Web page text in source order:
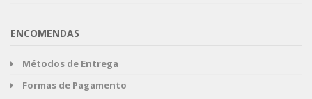
ENCOMENDAS
Métodos de Entrega
Formas de Pagamento